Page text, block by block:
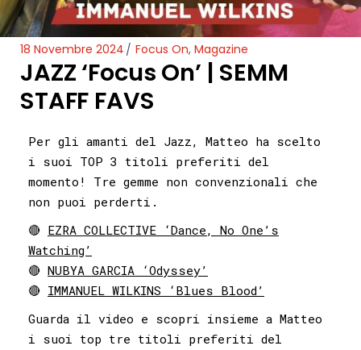
18 Novembre 2024 Focus On, Magazine
JAZZ ‘Focus On’ | SEMM
STAFF FAVS
Per gli amanti del Jazz, Matteo ha scelto
i suoi TOP 3 titoli preferiti del
momento! Tre gemme non convenzionali che
non puoi perderti.
🔴 EZRA COLLECTIVE ‘Dance, No One’s
Watching’
🔴 NUBYA GARCIA ‘Odyssey’
🔴 IMMANUEL WILKINS ‘Blues Blood’
Guarda il video e scopri insieme a Matteo
i suoi top tre titoli preferiti del